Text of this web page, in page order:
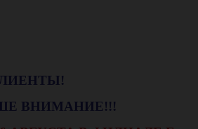
ВНИМАНИЕ!!!